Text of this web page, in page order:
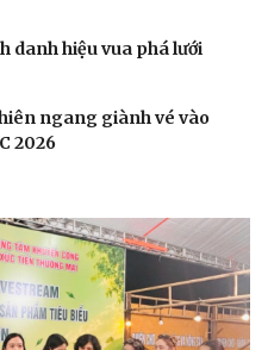
danh hiệu vua phá lưới
ngang giành vé vào
2026